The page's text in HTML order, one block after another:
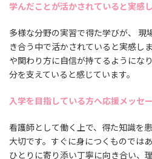
学んだことが活かされていると実感
多様な分野の実習で得た学びが、 現
き合う中で活かされていると実感し
や関わり方に自信が持てるようにな
分を支えていると感じています。
入学を目指している方へ応援メッセ
看護師として働く上で、得た知識を
大切です。すぐに身につくものでは
ひとりに寄り添い丁寧に向き合い、